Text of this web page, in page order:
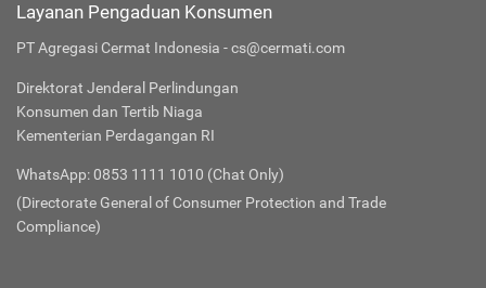
Layanan Pengaduan Konsumen
PT Agregasi Cermat Indonesia - cs@cermati.com
Direktorat Jenderal Perlindungan
Konsumen dan Tertib Niaga
Kementerian Perdagangan RI
WhatsApp: 0853 1111 1010 (Chat Only)
(Directorate General of Consumer Protection and Trade
Compliance)